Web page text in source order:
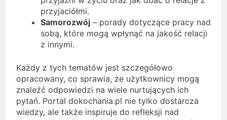
przyjaciółmi.
Samorozwój – porady dotyczące pracy nad
sobą, które mogą wpłynąć na jakość relacji
z innymi.
Każdy z tych tematów jest szczegółowo
opracowany, co sprawia, że użytkownicy mogą
znaleźć odpowiedzi na wiele nurtujących ich
pytań. Portal dokochania.pl nie tylko dostarcza
wiedzy, ale także inspiruje do refleksji nad